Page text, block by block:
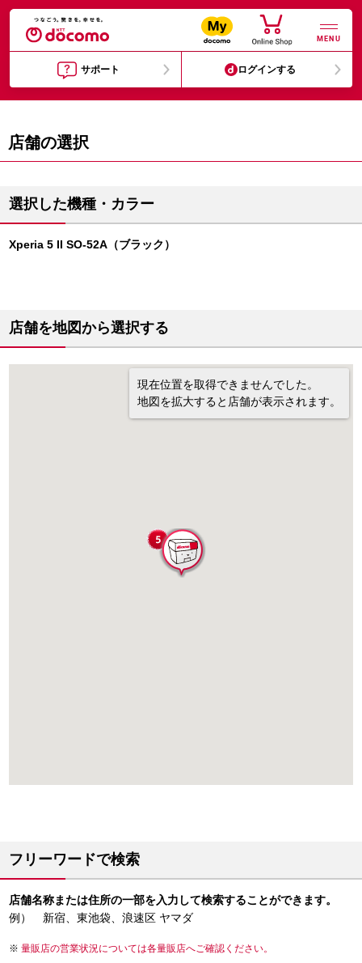
MENU
サポート ログインする
店舗の選択
選択した機種・カラー
Xperia 5 II SO-52A（ブラック）
店舗を地図から選択する
現在位置を取得できませんでした。
地図を拡大すると店舗が表示されます。
フリーワードで検索
店舗名称または住所の一部を入力して検索することができます。
例） 新宿、東池袋、浪速区 ヤマダ
量販店の営業状況については各量販店へご確認ください。